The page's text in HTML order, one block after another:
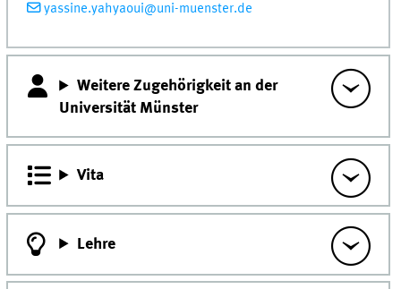
yassine.yahyaoui@uni-muenster.de
Weitere Zugehörigkeit an der
Universität Münster
Vita
Lehre